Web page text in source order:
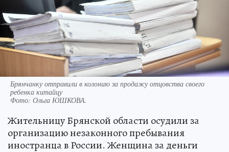
Брянчанку отправили в колонию за продажу отцовства своего
ребенка китайцу
Фото: Ольга ЮШКОВА.
Жительницу Брянской области осудили за
организацию незаконного пребывания
иностранца в России. Женщина за деньги